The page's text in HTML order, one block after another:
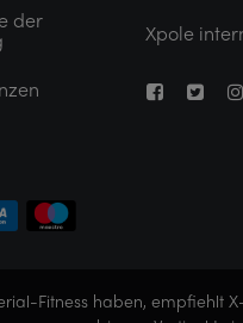
der
Xpole
Fitness haben, empfiehlt